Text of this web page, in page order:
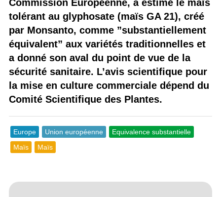
Commission Européenne, a estimé le maïs
tolérant au glyphosate (maïs GA 21), créé
par Monsanto, comme ”substantiellement
équivalent” aux variétés traditionnelles et
a donné son aval du point de vue de la
sécurité sanitaire. L’avis scientifique pour
la mise en culture commerciale dépend du
Comité Scientifique des Plantes.
Europe Union européenne
Equivalence substantielle
Maïs
Maïs